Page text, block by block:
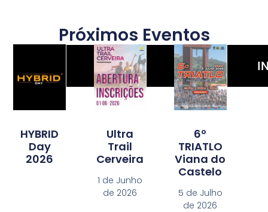
Próximos Eventos
HYBRID
Day
2026
INSCRIÇÕES
Ultra
Trail
Cerveira
1 de Junho
de 2026
INSCRIÇÕES
6º
TRIATLO
Viana do
Castelo
5 de Julho
de 2026